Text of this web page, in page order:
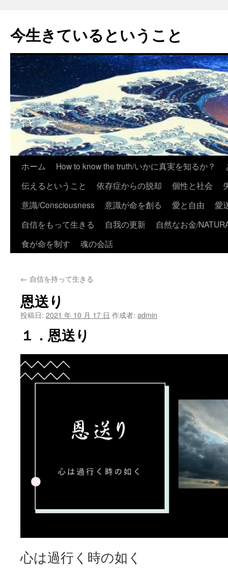
今生きているということ
ン
テ
ツ
ス
ッ
ホーム How to know the truth/いかに真実を知るか？
伝えるということ
依存症からの脱却 個性と社会
意識/Consciousness
意識が命を創る 愛と自由
愛
自信をもって生きる
自我の更新
自然なお金/
食が命を制す
魂の会話
← 自信を持って生きる
恩送り
投稿日: 2021 年 10 月 17 日 作成者: admin
１．恩送り
心は過行く時の如く